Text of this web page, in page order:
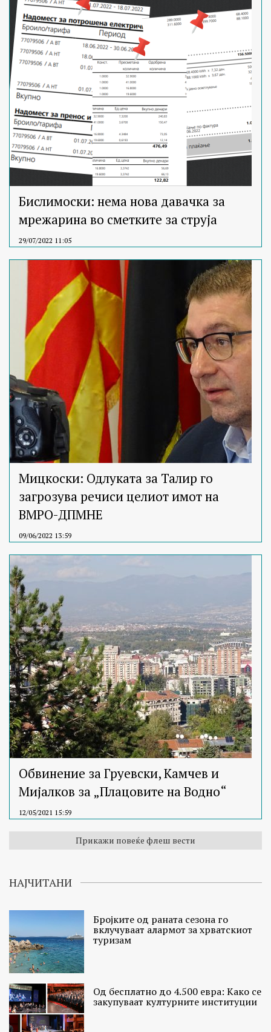
Бислимоски: нема нова давачка за
мрежарина во сметките за струја
29/07/2022 11:05
Мицкоски: Одлуката за Талир го
загрозува речиси целиот имот на
ВМРО-ДПМНЕ
09/06/2022 13:59
Обвинение за Груевски, Камчев и
Мијалков за „Плацовите на Водно“
12/05/2021 15:59
Прикажи повеќе флеш вести
НАЈЧИТАНИ
Бројките од раната сезона го
вклучуваат алармот за хрватскиот
туризам
Од бесплатно до 4.500 евра: Како се
закупуваат културните институции